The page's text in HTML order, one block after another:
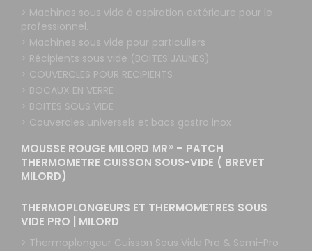
> Machines sous vide à aspiration extérieure pour le
professionnel.
> Machines sous vide pour particuliers
> Récipients sous vide (BOITES JAUNES)
> COUVERCLES POUR RECIPIENTS
> BOCAUX EN VERRE
> BOITES SOUS VIDE
> Couvercles universels et bacs gastro inox
MOUSSE ROUGE MILORD MR® – PATCH
THERMOMETRE CUISSON SOUS-VIDE ( BREVET
MILORD)
THERMOPLONGEURS ET THERMOMETRES SOUS
VIDE PRO | MILORD
> Thermoplongeur Cuisson Sous Vide Pro & Semi-Pro